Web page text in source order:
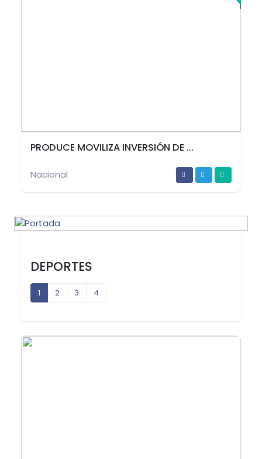
PRODUCE MOVILIZA INVERSIÓN DE ...
Nacional
DEPORTES
1 2 3 4